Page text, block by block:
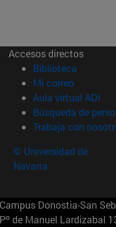
Accesos directos
Biblioteca (abre
Mi correo(abre en
Aula virtual ADI
Búsqueda de
Trabaja con
© Universidad de
Navarra
Campus Donostia-San
Pº de Manuel Lardizabal